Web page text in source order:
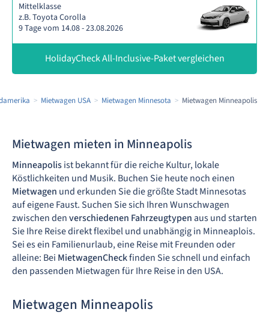
Mittelklasse
z.B. Toyota Corolla
9 Tage vom 14.08 - 23.08.2026
HolidayCheck All-Inclusive-Paket vergleichen
Mietwagen USA Mietwagen Minnesota Mietwagen Minneapolis
Mietwagen mieten in Minneapolis
Minneapolisist bekannt für die reiche Kultur, lokale
Köstlichkeiten und Musik. Buchen Sie heute noch einen
Mietwagen und erkunden Sie die größte Stadt Minnesotas
auf eigene Faust. Suchen Sie sich Ihren Wunschwagen
zwischen denverschiedenen Fahrzeugtypenaus und starten
Sie Ihre Reise direkt flexibel und unabhängig in Minneaplois.
Sei es ein Familienurlaub, eine Reise mit Freunden oder
alleine: Bei MietwagenCheckfinden Sie schnell und einfach
den passenden Mietwagen für Ihre Reise in den USA.
Mietwagen Minneapolis